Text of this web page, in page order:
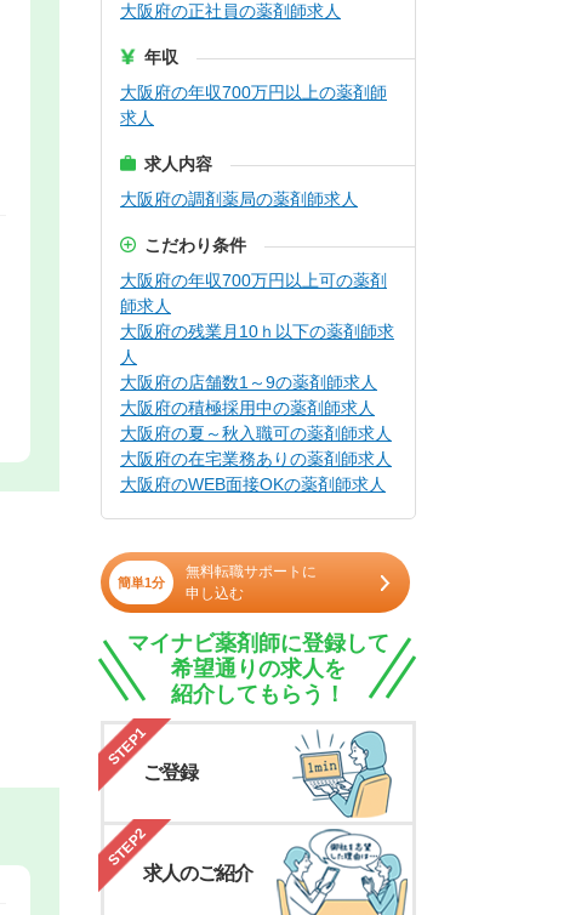
大阪府の正社員の薬剤師求人
年収
大阪府の年収700万円以上の薬剤師
求人
求人内容
大阪府の調剤薬局の薬剤師求人
こだわり条件
大阪府の年収700万円以上可の薬剤
師求人
大阪府の残業月10ｈ以下の薬剤師求
人
大阪府の店舗数1～9の薬剤師求人
大阪府の積極採用中の薬剤師求人
大阪府の夏～秋入職可の薬剤師求人
大阪府の在宅業務ありの薬剤師求人
大阪府のWEB面接OKの薬剤師求人
簡単1分
無料転職サポートに
申し込む
マイナビ薬剤師に登録して
希望通りの求人を
紹介してもらう！
STEP1
ご登録
STEP2
求人のご紹介